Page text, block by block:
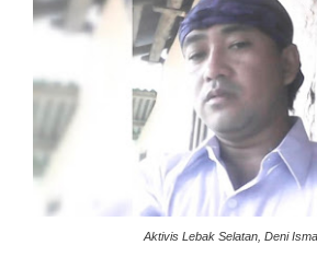
Aktivis Lebak Selatan, Deni